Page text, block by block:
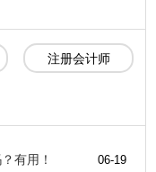
注册会计师
有用！ 06-19